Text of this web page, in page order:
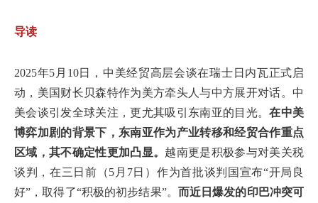
导读
2025年5月10日，中美经贸高层会谈在瑞士日内瓦正式启
动，美国财长贝森特作为美方牵头人与中方展开对话。中
美会谈引发全球关注，更尤其吸引东南亚的目光。在中美
博弈加剧的背景下，东南亚作为产业转移和经贸合作重点
区域，其不确定性更加凸显。 越南更是积极参与对美关税
谈判，在三日前（5月7日）作为首批谈判国宣布“开局良
好”，取得了“积极的初步结果”。 而近日爆发的印巴冲突可